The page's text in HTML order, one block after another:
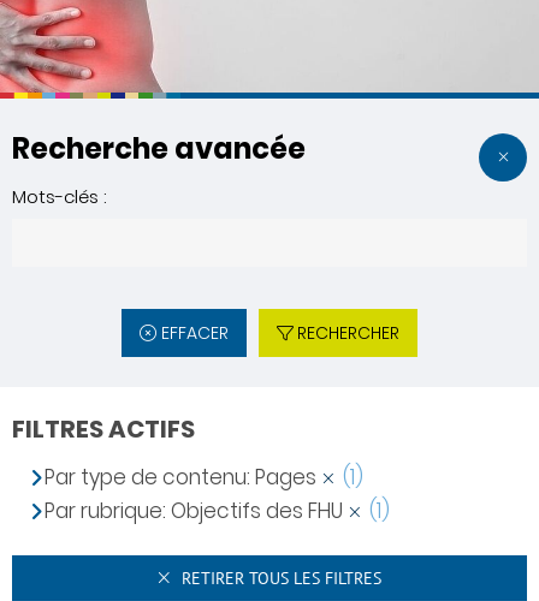
Recherche avancée
Mots-clés :
EFFACER RECHERCHER
FILTRES ACTIFS
Par type de contenu: Pages
(1)
Par rubrique: Objectifs des FHU
(1)
RETIRER TOUS LES FILTRES